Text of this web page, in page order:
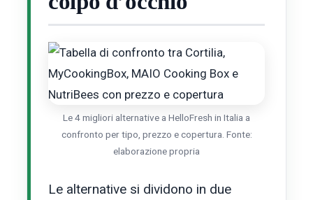
Le 4 migliori alternative a HelloFresh in Italia a
confronto per tipo, prezzo e copertura. Fonte:
elaborazione propria
Le alternative si dividono in due